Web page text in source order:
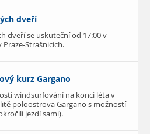
dveří
dveří se uskuteční od 17:00 v
Strašnicích.
kurz Gargano
windsurfování na konci léta v
poloostrova Gargano s možností
jezdí sami).